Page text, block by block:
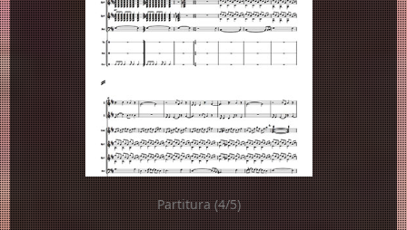
Partitura (4/5)